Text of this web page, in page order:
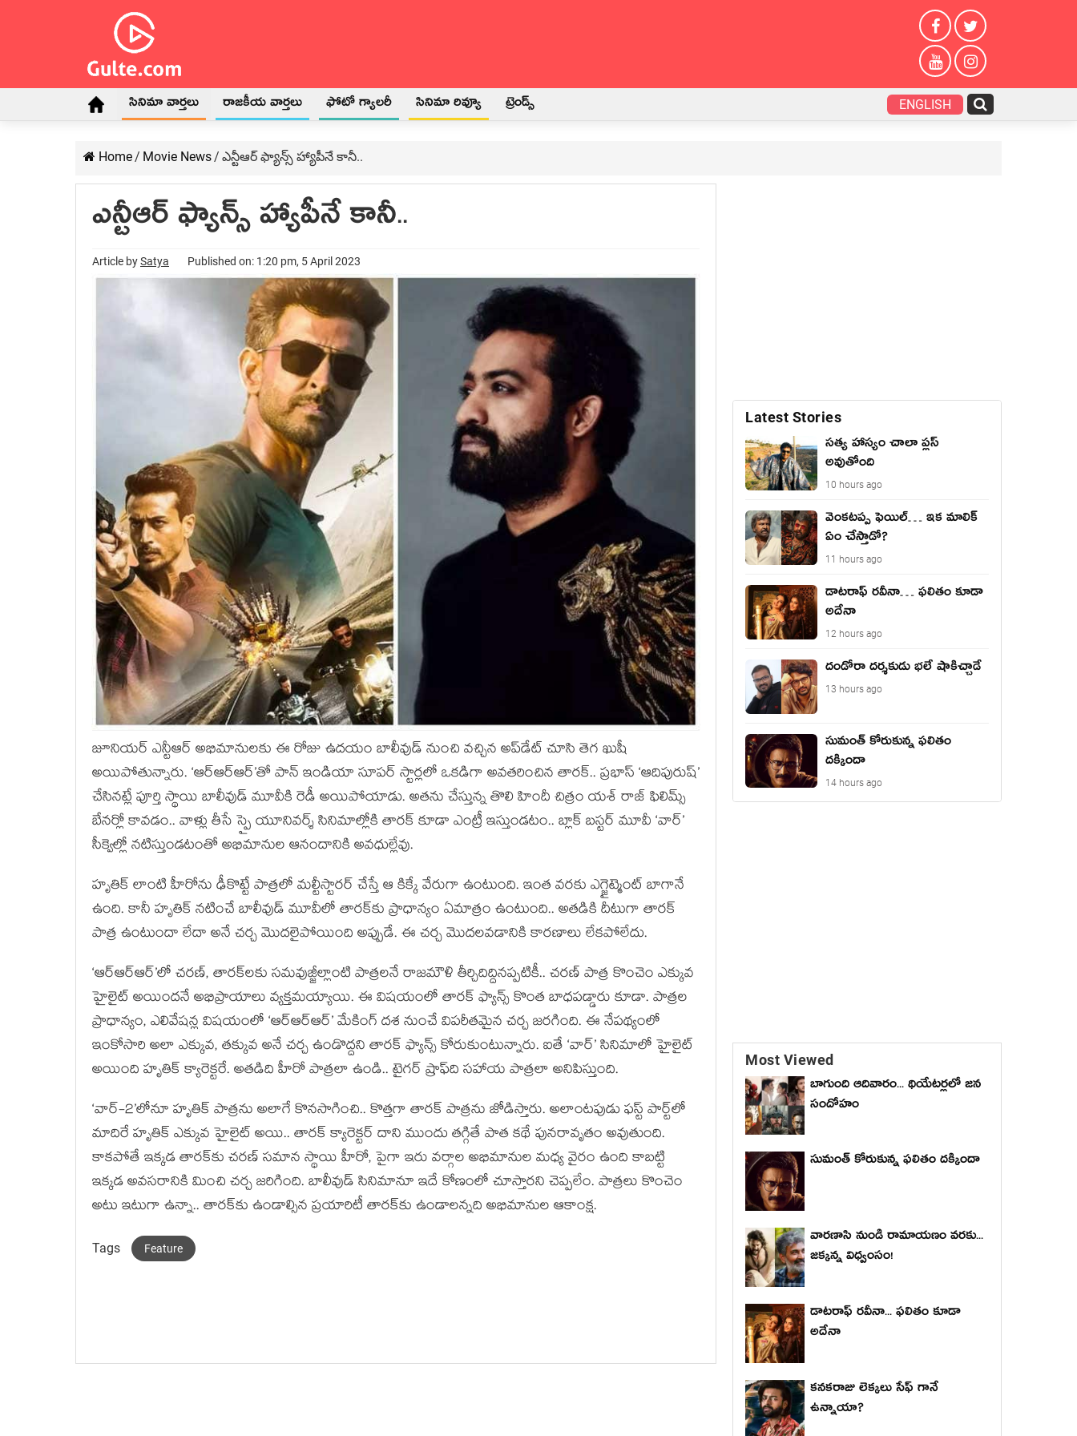
సినిమా వార్తలు రాజకీయ వార్తలు ఫోటో గ్యాలరీ సినిమా రివ్యూ ట్రెండ్స్ ENGLISH
Home/ Movie News/ ఎన్టీఆర్ ఫ్యాన్స్ హ్యాపీనే కానీ..
ఎన్టీఆర్ ఫ్యాన్స్ హ్యాపీనే కానీ..
Article bySatya Published on: 1:20 pm, 5 April 2023
జూనియర్ ఎన్టీఆర్ అభిమానులకు ఈ రోజు ఉదయం బాలీవుడ్ నుంచి వచ్చిన అప్‌డేట్ చూసి తెగ ఖుషీ
అయిపోతున్నారు. ‘ఆర్ఆర్ఆర్’తో పాన్ ఇండియా సూపర్ స్టార్లలో ఒకడిగా అవతరించిన తారక్.. ప్రభాస్ ‘ఆదిపురుష్’
చేసినట్లే పూర్తి స్థాయి బాలీవుడ్ మూవీకి రెడీ అయిపోయాడు. అతను చేస్తున్న తొలి హిందీ చిత్రం యశ్ రాజ్ ఫిలిమ్స్
బేనర్లో కావడం.. వాళ్లు తీసే స్పై యూనివర్శ్ సినిమాల్లోకి తారక్ కూడా ఎంట్రీ ఇస్తుండటం.. బ్లాక్ బస్టర్ మూవీ ‘వార్’
సీక్వెల్లో నటిస్తుండటంతో అభిమానుల ఆనందానికి అవధుల్లేవు.
హృతిక్ లాంటి హీరోను ఢీకొట్టే పాత్రలో మల్టీస్టారర్ చేస్తే ఆ కిక్కే వేరుగా ఉంటుంది. ఇంత వరకు ఎగ్జైట్మెంట్ బాగానే
ఉంది. కానీ హృతిక్ నటించే బాలీవుడ్ మూవీలో తారక్‌కు ప్రాధాన్యం ఏమాత్రం ఉంటుంది.. అతడికి దీటుగా తారక్
పాత్ర ఉంటుందా లేదా అనే చర్చ మొదలైపోయింది అప్పుడే. ఈ చర్చ మొదలవడానికి కారణాలు లేకపోలేదు.
‘ఆర్ఆర్ఆర్’లో చరణ్, తారక్‌లకు సమవుజ్జీల్లాంటి పాత్రలనే రాజమౌళి తీర్చిదిద్దినప్పటికీ.. చరణ్ పాత్ర కొంచెం ఎక్కువ
హైలైట్ అయిందనే అభిప్రాయాలు వ్యక్తమయ్యాయి. ఈ విషయంలో తారక్ ఫ్యాన్స్ కొంత బాధపడ్డారు కూడా. పాత్రల
ప్రాధాన్యం, ఎలివేషన్ల విషయంలో ‘ఆర్ఆర్ఆర్’ మేకింగ్ దశ నుంచే విపరీతమైన చర్చ జరగింది. ఈ నేపథ్యంలో
ఇంకోసారి అలా ఎక్కువ, తక్కువ అనే చర్చ ఉండొద్దని తారక్ ఫ్యాన్స్ కోరుకుంటున్నారు. ఐతే ‘వార్’ సినిమాలో హైలైట్
అయింది హృతిక్ క్యారెక్టరే. అతడిది హీరో పాత్రలా ఉండి.. టైగర్ ష్రాఫ్‌ది సహాయ పాత్రలా అనిపిస్తుంది.
‘వార్-2’లోనూ హృతిక్ పాత్రను అలాగే కొనసాగించి.. కొత్తగా తారక్ పాత్రను జోడిస్తారు. అలాంటపుడు ఫస్ట్ పార్ట్‌లో
మాదిరే హృతిక్ ఎక్కువ హైలైట్ అయి.. తారక్ క్యారెక్టర్ దాని ముందు తగ్గితే పాత కథే పునరావృతం అవుతుంది.
కాకపోతే ఇక్కడ తారక్‌కు చరణ్ సమాన స్థాయి హీరో, పైగా ఇరు వర్గాల అభిమానుల మధ్య వైరం ఉంది కాబట్టి
ఇక్కడ అవసరానికి మించి చర్చ జరిగింది. బాలీవుడ్ సినిమానూ ఇదే కోణంలో చూస్తారని చెప్పలేం. పాత్రలు కొంచెం
అటు ఇటుగా ఉన్నా.. తారక్‌కు ఉండాల్సిన ప్రయారిటీ తారక్‌కు ఉండాలన్నది అభిమానుల ఆకాంక్ష.
Tags Feature
Latest Stories
సత్య హాస్యం చాలా ప్లస్
అవుతోంది
10 hours ago
వెంక‌ట‌ప్ప ఫెయిల్… ఇక మాలిక్
ఏం చేస్తాడో?
11 hours ago
డాటరాఫ్ రవీనా… ఫలితం కూడా
అదేనా
12 hours ago
దండోరా దర్శకుడు భలే షాకిచ్చాడే
13 hours ago
సుమంత్ కోరుకున్న ఫలితం
దక్కిందా
14 hours ago
Most Viewed
బాగుంది ఆదివారం... థియేటర్లలో జన
సందోహం
సుమంత్ కోరుకున్న ఫలితం దక్కిందా
వారణాసి నుండి రామాయణం వరకు...
జక్కన్న విధ్వంసం!
డాటరాఫ్ రవీనా... ఫలితం కూడా
అదేనా
కనకరాజు లెక్కలు సేఫ్ గానే
ఉన్నాయా?